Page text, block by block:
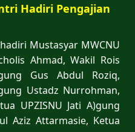
Hadiri Pengajian
Mustasyar MWCNU
Ahmad, Wakil Rois
Gus Abdul Roziq,
Ustadz Nurrohman,
UPZISNU Jati A)gung
Aziz Attarmasie, Ketua